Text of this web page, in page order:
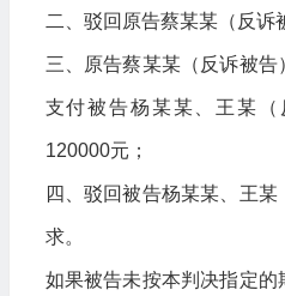
二、驳回原告蔡某某（反诉
三、原告蔡某某（反诉被
支付被告杨某某、王某
120000元；
四、驳回被告杨某某、王
求。
如果被告未按本判决指定的